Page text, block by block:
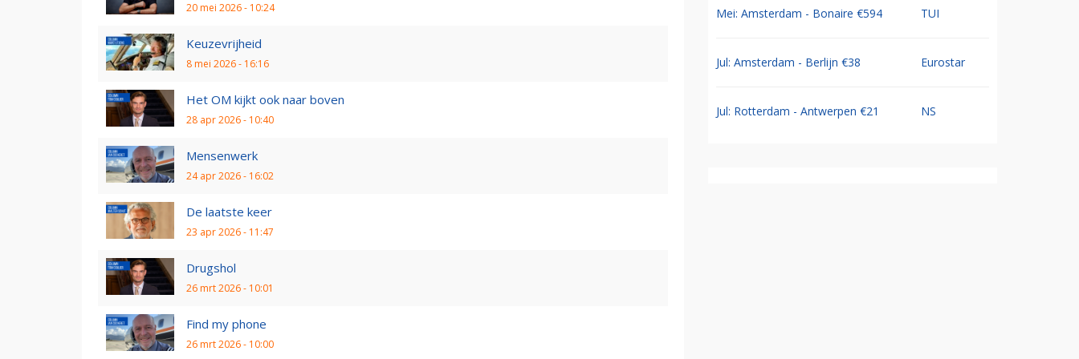
20 mei 2026 - 10:24
Keuzevrijheid
8 mei 2026 - 16:16
Het OM kijkt ook naar boven
28 apr 2026 - 10:40
Mensenwerk
24 apr 2026 - 16:02
De laatste keer
23 apr 2026 - 11:47
Drugshol
26 mrt 2026 - 10:01
Find my phone
26 mrt 2026 - 10:00
Mei: Amsterdam - Bonaire €594 TUI
Jul: Amsterdam - Berlijn €38 Eurostar
Jul: Rotterdam - Antwerpen €21 NS